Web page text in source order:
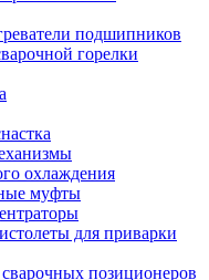
подшипников
горелки
охлаждения
муфты
для приварки
позиционеров